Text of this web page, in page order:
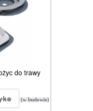
do trawy
(w budowie)